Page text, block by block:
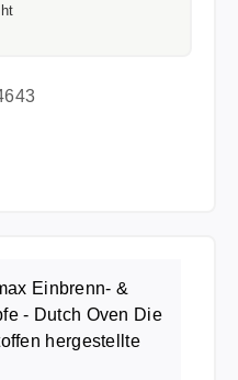
Einbrenn- &
- Dutch Oven Die
hergestellte